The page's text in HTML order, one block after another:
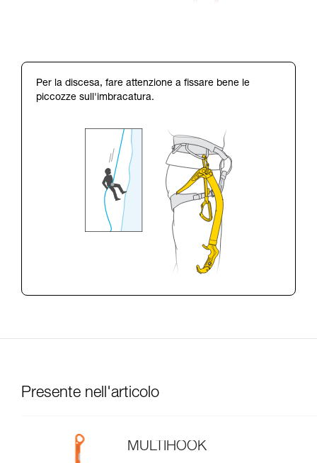
Per la discesa, fare attenzione a fissare bene le
piccozze sull'imbracatura.
Presente nell'articolo
MULTIHOOK